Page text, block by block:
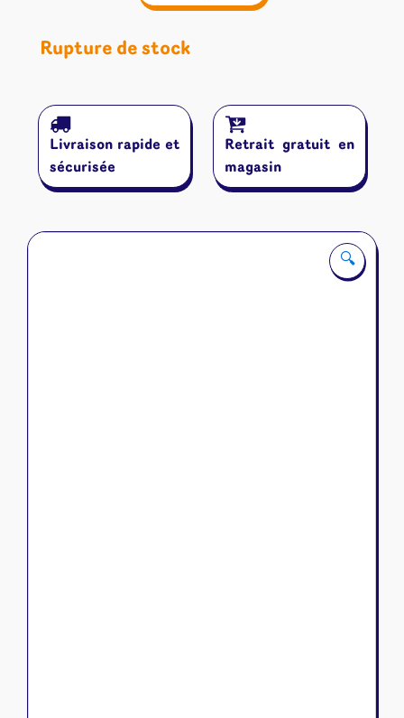
🔍
Rupture de stock
Livraison rapide et
sécurisée
Retrait gratuit en
magasin